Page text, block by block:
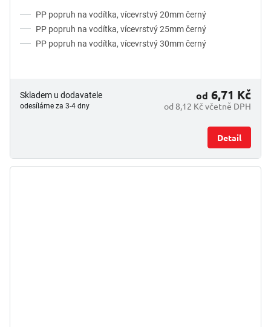
PP popruh na vodítka, vícevrstvý 20mm černý
PP popruh na vodítka, vícevrstvý 25mm černý
PP popruh na vodítka, vícevrstvý 30mm černý
Skladem u dodavatele
odesíláme za 3-4 dny od 8,12 Kč včetně DPH
od 6,71 Kč
Detail